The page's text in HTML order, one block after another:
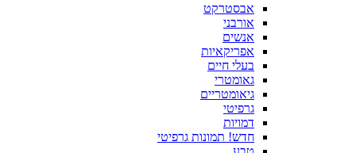
אבסטרקט
אורבני
אנשים
אפריקאיות
בעלי חיים
גאומטרי
גיאומטריים
גרפיטי
דמויות
חדש! תמונות גרפיטי